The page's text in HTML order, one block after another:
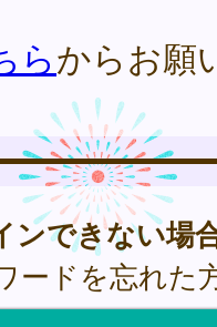
ら からお願
ンできない場
ードを忘れた